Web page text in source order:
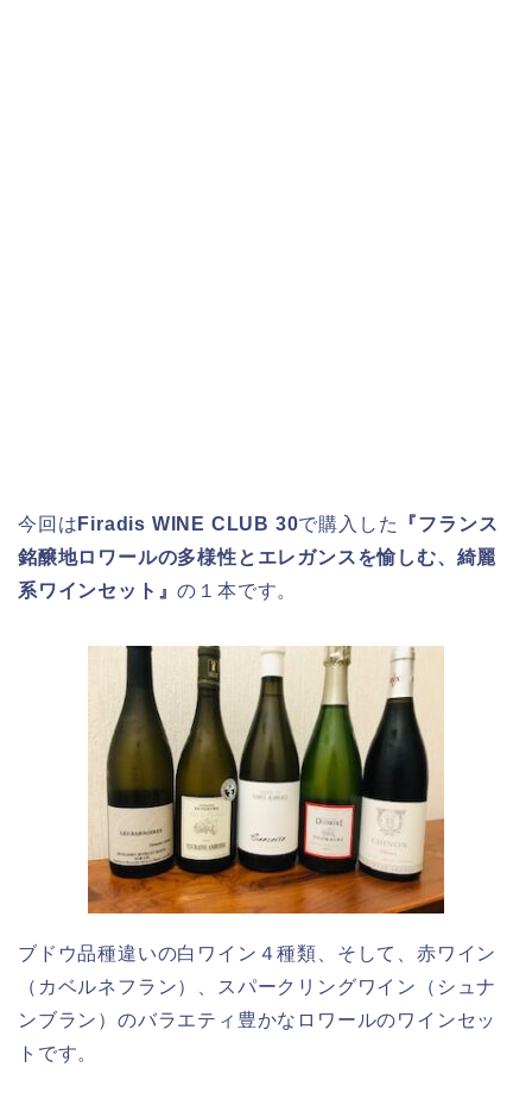
今回は Firadis WINE CLUB 30で購入した
『フランス
銘醸地ロワールの多様性とエレガンスを愉しむ、綺麗
系ワインセット』の１本です。
ブドウ品種違いの白ワイン４種類、そして、赤ワイン
（カベルネフラン）、スパークリングワイン（シュナ
ンブラン）のバラエティ豊かなロワールのワインセッ
トです。